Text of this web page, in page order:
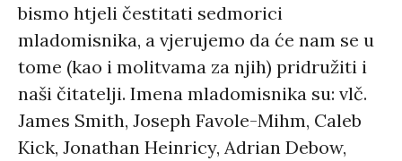
bismo htjeli čestitati sedmorici
mladomisnika, a vjerujemo da će nam se u
tome (kao i molitvama za njih) pridružiti i
naši čitatelji. Imena mladomisnika su: vlč.
James Smith, Joseph Favole-Mihm, Caleb
Kick, Jonathan Heinricy, Adrian Debow,